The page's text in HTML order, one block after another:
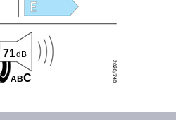
ABC
71dB